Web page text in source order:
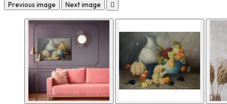
Previous image Next image 